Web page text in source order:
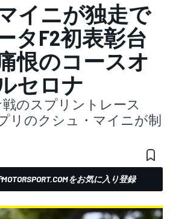
イニが独走で
タF2初表彰台
恨のコースオ
セロナ
のスプリントレース
リのクシュ・マイニが制
をお気に入り登録